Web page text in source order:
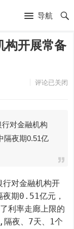
导航
构开展常备
评论已关闭
对金融机构
隔夜期0.51亿
期0.51亿元，
利率走廊上限的
隔夜、7天、1个